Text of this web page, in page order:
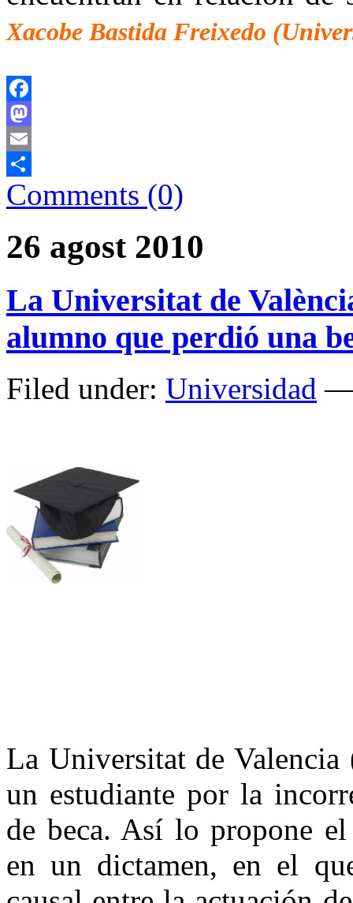
Xacobe Bastida Freixedo
Facebook
Mastodon
Email
Comparteix
Comments (0)
26 agost 2010
La Universitat de
alumno que perdió una
Filed under: Universidad —
La Universitat de
un estudiante por la
de beca. Así lo propone
en un dictamen, en el